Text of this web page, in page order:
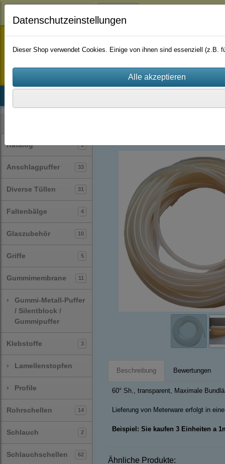
staufenbiel-berlin
Katalog 1
Anschlagpuffer 33
Diverse Tüllen 31
Faltenbälge 4
Glaszubehör 10
Griffe 5
Gummimembrane 11
›
Gummi-Metall-Puffer
/ Silentblock /
Gummipuffer
Klebstoffe 3
› Lamellenstopfen
› Profile
Rohrschellen 14
Schlauch 2
Schlauchschellen 62
Beschreibung Bewertungen
60° Sh., transparent, Maximale
Lieferung von Meterware erfolgt in
Beispiel: Sie kaufen 3 Einheiten a
Ähnliche Produkte:
Datenschutzeinstellungen
Dieser Shop verwendet Cookies. Einige von ihnen sind essenziell (z.B.